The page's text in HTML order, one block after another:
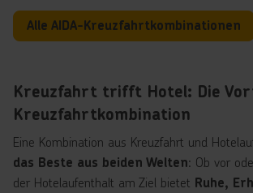
Alle AIDA-Kreuzfahrtkombinationen
Kreuzfahrt trifft Hotel: Die
Kreuzfahrtkombination
Eine Kombination aus Kreuzfahrt und
das Beste aus beiden Welten: Ob vor
der Hotelaufenthalt am Ziel bietet Ruhe,